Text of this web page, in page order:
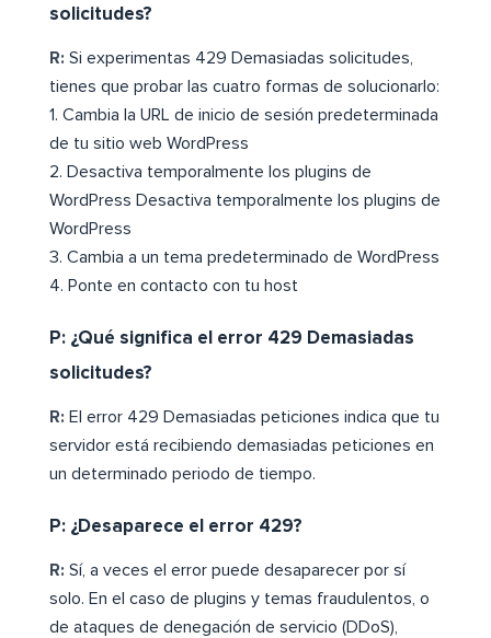
solicitudes?
R: Si experimentas 429 Demasiadas solicitudes,
tienes que probar las cuatro formas de solucionarlo:
1. Cambia la URL de inicio de sesión predeterminada
de tu sitio web WordPress
2. Desactiva temporalmente los plugins de
WordPress Desactiva temporalmente los plugins de
WordPress
3. Cambia a un tema predeterminado de WordPress
4. Ponte en contacto con tu host
P: ¿Qué significa el error 429 Demasiadas
solicitudes?
R: El error 429 Demasiadas peticiones indica que tu
servidor está recibiendo demasiadas peticiones en
un determinado periodo de tiempo.
P: ¿Desaparece el error 429?
R: Sí, a veces el error puede desaparecer por sí
solo. En el caso de plugins y temas fraudulentos, o
de ataques de denegación de servicio (DDoS),